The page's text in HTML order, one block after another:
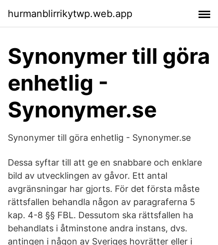
hurmanblirrikytwp.web.app
Synonymer till göra
enhetlig -
Synonymer.se
Synonymer till göra enhetlig - Synonymer.se
Dessa syftar till att ge en snabbare och enklare
bild av utvecklingen av gåvor. Ett antal
avgränsningar har gjorts. För det första måste
rättsfallen behandla någon av paragraferna 5
kap. 4-8 §§ FBL. Dessutom ska rättsfallen ha
behandlats i åtminstone andra instans, dvs.
antingen i någon av Sveriges hovrätter eller i